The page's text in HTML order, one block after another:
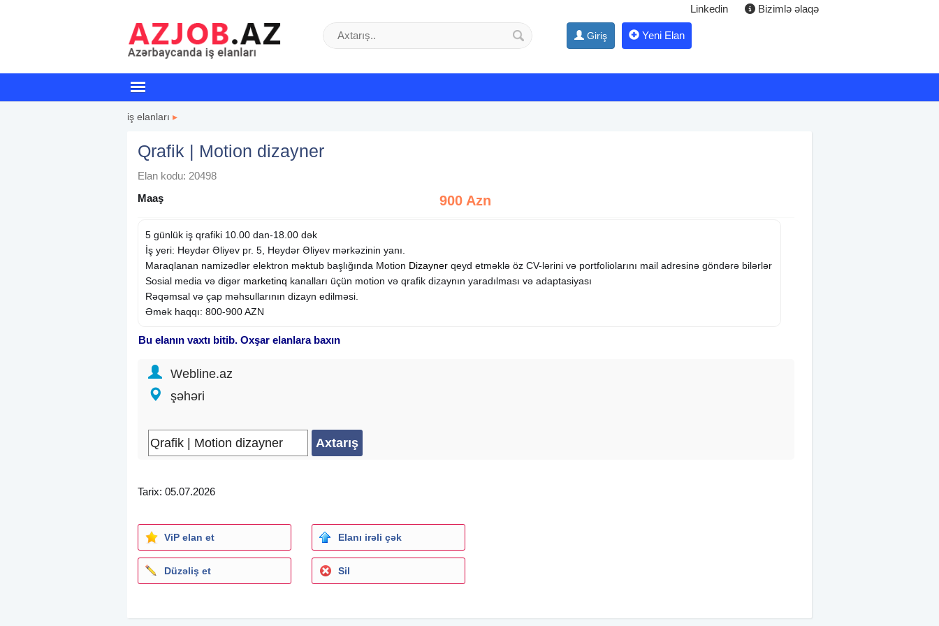
Linkedin Bizimlə əlaqə
Giriş Yeni Elan
iş elanları ▸
Qrafik | Motion dizayner
Elan kodu: 20498
Maaş
900 Azn
5 günlük iş qrafiki 10.00 dan-18.00 dək
İş yeri: Heydər Əliyev pr. 5, Heydər Əliyev mərkəzinin yanı.
Maraqlanan namizədlər elektron məktub başlığında Motion Dizayner qeyd etməklə öz CV-lərini və portfoliolarını mail adresinə göndərə bilərlər
Sosial media və digər marketinq kanalları üçün motion və qrafik dizaynın yaradılması və adaptasiyası
Rəqəmsal və çap məhsullarının dizayn edilməsi.
Əmək haqqı: 800-900 AZN
Bu elanın vaxtı bitib. Oxşar elanlara baxın
Webline.az
şəhəri
Tarix: 05.07.2026
ViP elan et Elanı irəli çək
Düzəliş et Sil